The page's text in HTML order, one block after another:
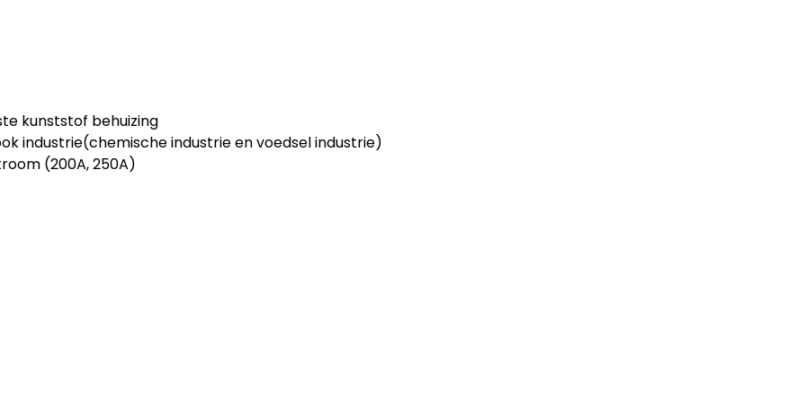
kunststof behuizing
industrie(chemische industrie en voedsel industrie)
(200A, 250A)